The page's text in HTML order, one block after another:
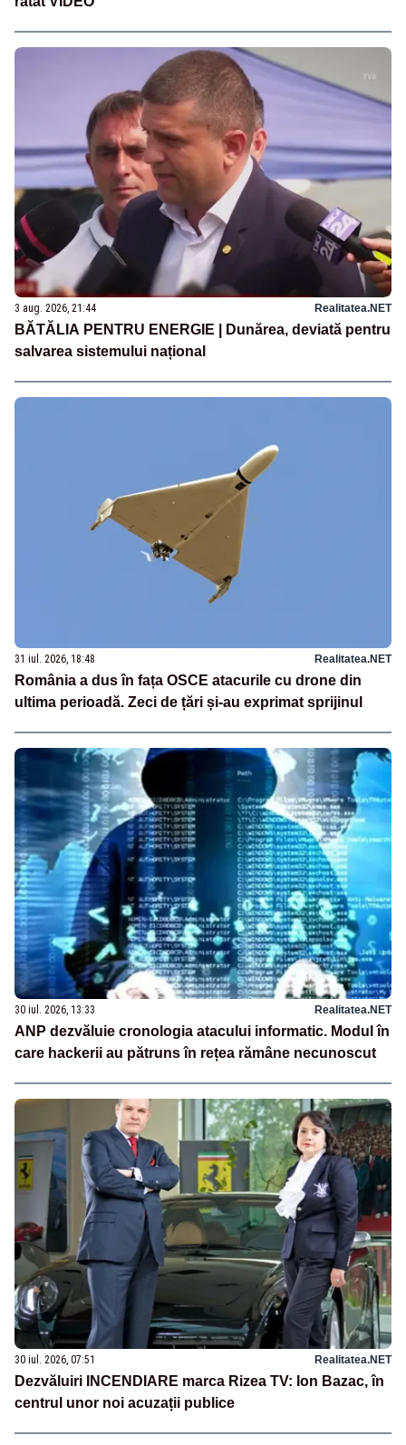
3 aug. 2026, 21:44 Realitatea.NET
BĂTĂLIA PENTRU ENERGIE | Dunărea, deviată pentru
salvarea sistemului național
31 iul. 2026, 18:48 Realitatea.NET
România a dus în fața OSCE atacurile cu drone din
ultima perioadă. Zeci de țări și-au exprimat sprijinul
30 iul. 2026, 13:33 Realitatea.NET
ANP dezvăluie cronologia atacului informatic. Modul în
care hackerii au pătruns în rețea rămâne necunoscut
30 iul. 2026, 07:51 Realitatea.NET
Dezvăluiri INCENDIARE marca Rizea TV: Ion Bazac, în
centrul unor noi acuzații publice